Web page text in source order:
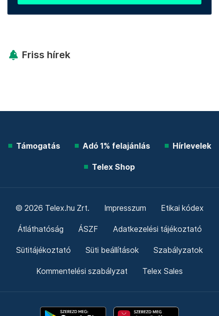
Friss hírek
Támogatás Adó 1% felajánlás Hírlevelek
Telex Shop
© 2026 Telex.hu Zrt. Impresszum Etikai kódex
Átláthatóság ÁSZF Adatkezelési tájékoztató
Sütitájékoztató Süti beállítások Szabályzatok
Kommentelési szabályzat Telex Sales